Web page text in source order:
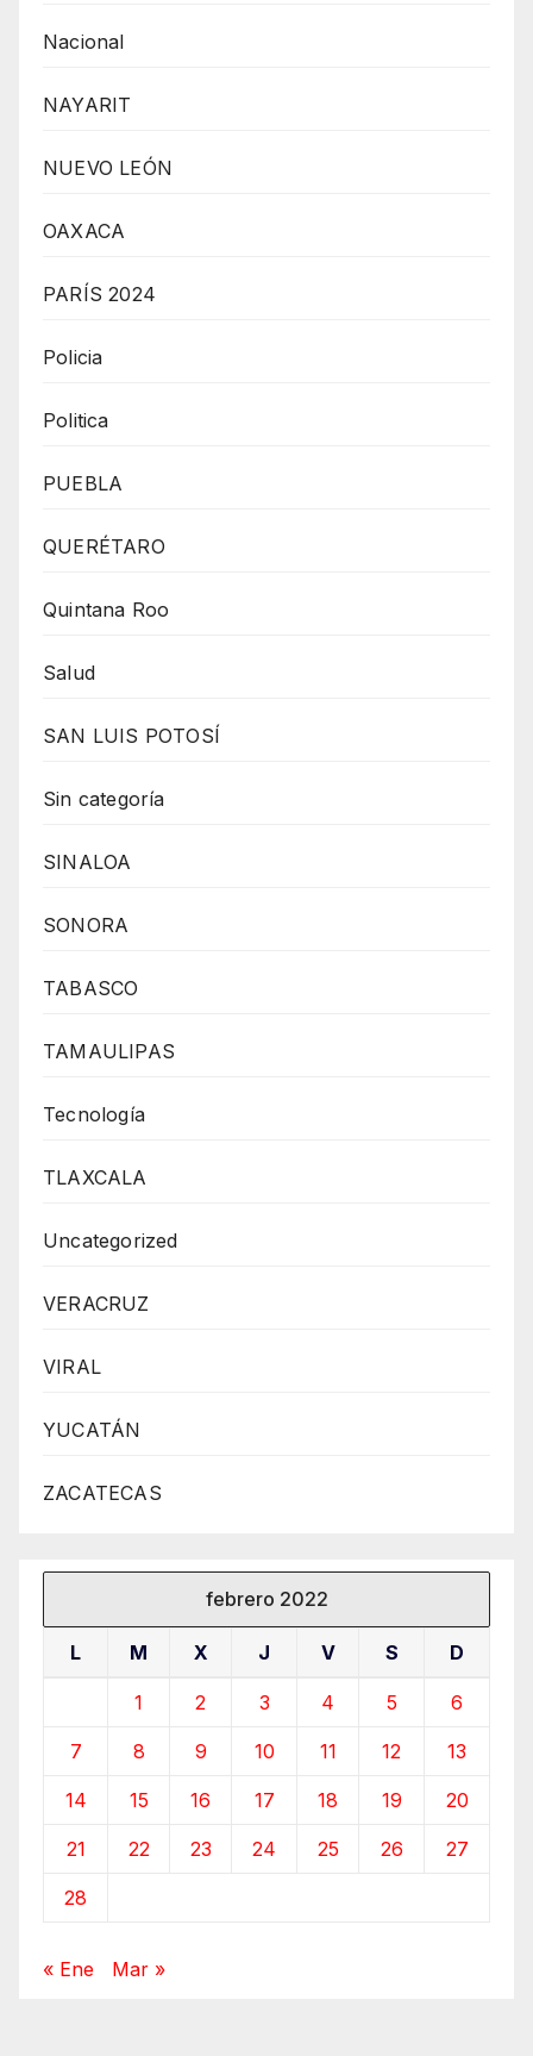
Nacional
NAYARIT
NUEVO LEÓN
OAXACA
PARÍS 2024
Policia
Politica
PUEBLA
QUERÉTARO
Quintana Roo
Salud
SAN LUIS POTOSÍ
Sin categoría
SINALOA
SONORA
TABASCO
TAMAULIPAS
Tecnología
TLAXCALA
Uncategorized
VERACRUZ
VIRAL
YUCATÁN
ZACATECAS
febrero 2022
L M X J V S D
1 2 3 4 5 6
7 8 9 10 11 12 13
14 15 16 17 18 19 20
21 22 23 24 25 26 27
28
« Ene Mar »